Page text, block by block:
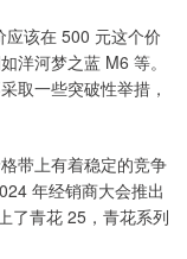
该在 500 元这个价
洋河梦之蓝 M6 等。
取一些突破性举措，
带上有着稳定的竞争
年经销商大会推出
了青花 25，青花系列